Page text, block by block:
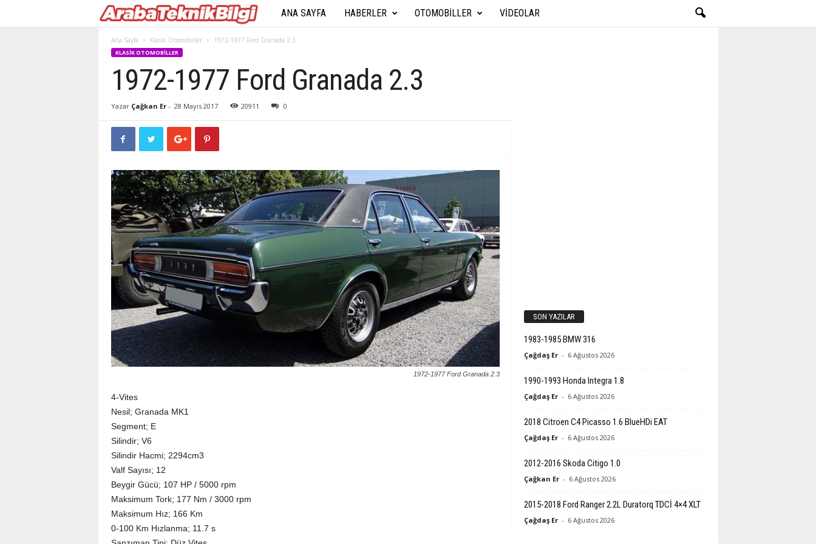
r
a
e
k
n
i
ANA SAYFA HABERLER OTOMOBILLER VIDEOLAR
Ana Sayfa Klasik Otomobiller 1972-1977 Ford Granada 2.3
KLASIK OTOMOBILLER
1972-1977 Ford Granada 2.3
Yazar Çağkan Er- 28 Mayıs 2017 20911 0
1972-1977 Ford Granada 2.3
4-Vites
Nesil; Granada MK1
Segment; E
Silindir; V6
Silindir Hacmi; 2294cm3
Valf Sayısı; 12
Beygir Gücü; 107 HP / 5000 rpm
Maksimum Tork; 177 Nm / 3000 rpm
Maksimum Hız; 166 Km
0-100 Km Hızlanma; 11.7 s
SON YAZILAR
1983-1985 BMW 316
Çağdaş Er - 6 Ağustos 2026
1990-1993 Honda Integra 1.8
Çağdaş Er - 6 Ağustos 2026
2018 Citroen C4 Picasso 1.6 BlueHDi EAT
Çağdaş Er - 6 Ağustos 2026
2012-2016 Skoda Citigo 1.0
Çağkan Er - 6 Ağustos 2026
2015-2018 Ford Ranger 2.2L Duratorq TDCİ 4×4 XLT
Çağdaş Er - 6 Ağustos 2026